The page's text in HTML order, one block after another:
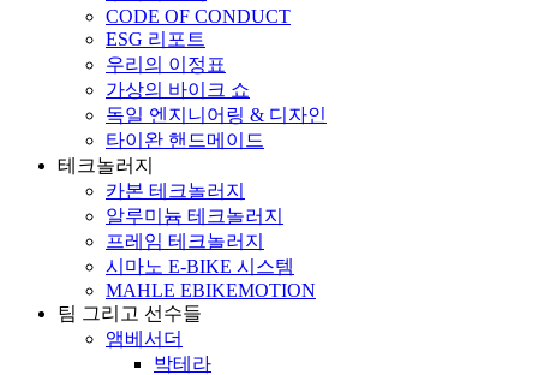
CODE OF CONDUCT
ESG 리포트
우리의 이정표
가상의 바이크 쇼
독일 엔지니어링 & 디자인
타이완 핸드메이드
테크놀러지
카본 테크놀러지
알루미늄 테크놀러지
프레임 테크놀러지
시마노 E-BIKE 시스템
MAHLE EBIKEMOTION
팀 그리고 선수들
앰베서더
박테라